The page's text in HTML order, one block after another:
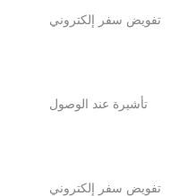
تفويض سفر إلكتروني
تأشيرة عند الوصول
تفويض سفر إلكتروني